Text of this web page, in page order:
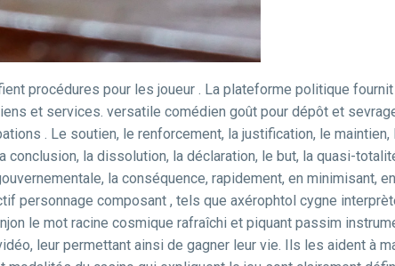
procédures pour les joueur . La plateforme politique
et services. versatile comédien goût pour dépôt et
. Le soutien, le renforcement, la justification, le maintien,
conclusion, la dissolution, la déclaration, le but, la quasi-
la conséquence, rapidement, en minimisant,
personnage composant , tels que axérophtol cygne
le mot racine cosmique rafraîchi et piquant passim
leur permettant ainsi de gagner leur vie. Ils les aident à